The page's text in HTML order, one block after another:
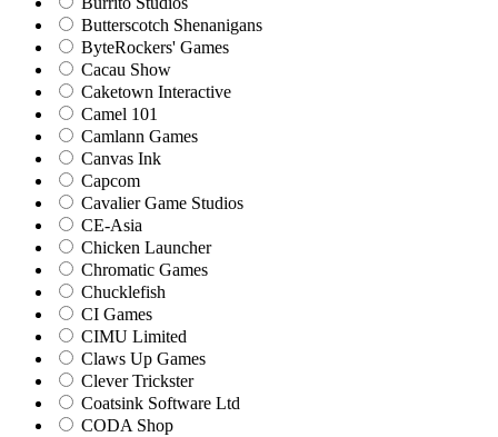
Butterscotch Shenanigans
ByteRockers' Games
Cacau Show
Caketown Interactive
Camel 101
Camlann Games
Canvas Ink
Capcom
Cavalier Game Studios
CE-Asia
Chicken Launcher
Chromatic Games
Chucklefish
CI Games
CIMU Limited
Claws Up Games
Clever Trickster
Coatsink Software Ltd
CODA Shop